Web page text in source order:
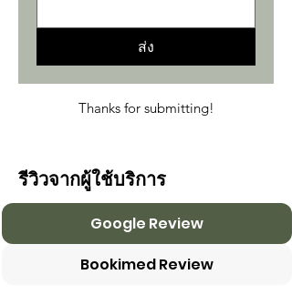
ส่ง
Thanks for submitting!
รีวิวจากผู้ใช้บริการ
Google Review
Bookimed Review